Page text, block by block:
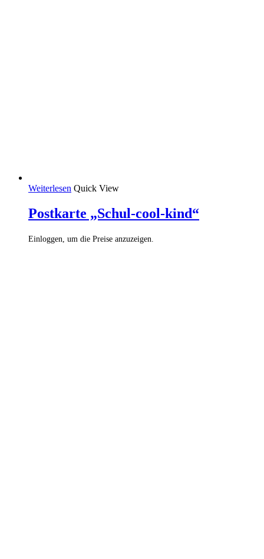
Weiterlesen Quick View
Postkarte „Schul-cool-kind“
Einloggen, um die Preise anzuzeigen.